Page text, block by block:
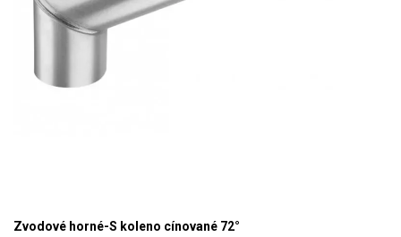
Zvodové horné-S koleno cínované 72°